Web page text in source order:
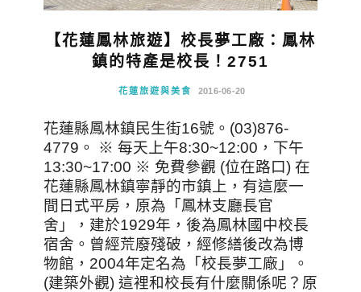
【花蓮鳳林旅遊】校長夢工廠：鳳林
鎮的特產是校長！2751
花蓮旅遊與美食 2016-06-20
花蓮縣鳳林鎮民生街16號。(03)876-
4779。 ※ 每天上午8:30~12:00，下午
13:30~17:00 ※ 免費參觀 (位在路口) 在
花蓮縣鳳林鎮寧靜的市鎮上，有這麼一
間日式平房，原為「鳳林支廳長官
舍」，建於1929年，後為鳳林國中校長
宿舍。曾經荒廢殘破，經修繕後改為博
物館，2004年定名為「校長夢工廠」。
(建築外觀) 這裡和校長有什麼關係呢？原